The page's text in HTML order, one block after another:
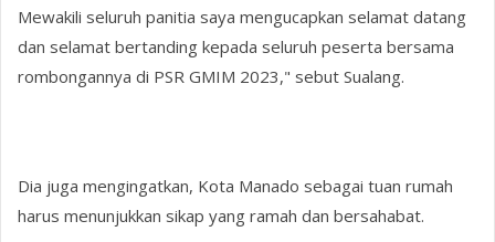
Mewakili seluruh panitia saya mengucapkan selamat datang
dan selamat bertanding kepada seluruh peserta bersama
rombongannya di PSR GMIM 2023," sebut Sualang.
Dia juga mengingatkan, Kota Manado sebagai tuan rumah
harus menunjukkan sikap yang ramah dan bersahabat.